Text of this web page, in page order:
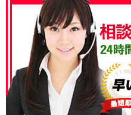
050-